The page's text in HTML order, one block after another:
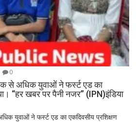
0
से अधिक युवाओं ने फर्स्ट एड का
“हर खबर पर पैनी नजर” (IPN)इंडिया
युवाओं ने फर्स्ट एड का एकदिवसीय प्रशिक्षण